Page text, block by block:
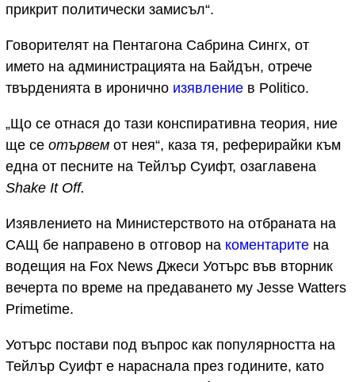
прикрит политически замисъл“.
Говорителят на Пентагона Сабрина Сингх, от
името на администрацията на Байдън, отрече
твърденията в иронично изявление в Politico.
„Що се отнася до тази конспиративна теория, ние
ще се отървем от нея“, каза тя, реферирайки към
една от песните на Тейлър Суифт, озаглавена
Shake It Off.
Изявлението на Министерството на отбраната на
САЩ бе направено в отговор на коментарите на
водещия на Fox News Джеси Уотърс във вторник
вечерта по време на предаването му Jesse Watters
Primetime.
Уотърс постави под въпрос как популярността на
Тейлър Суифт е нараснала през годините, като